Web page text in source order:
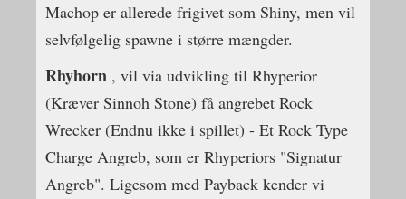
Machop er allerede frigivet som Shiny, men vil
selvfølgelig spawne i større mængder.
Rhyhorn , vil via udvikling til Rhyperior
(Kræver Sinnoh Stone) få angrebet Rock
Wrecker (Endnu ikke i spillet) - Et Rock Type
Charge Angreb, som er Rhyperiors "Signatur
Angreb". Ligesom med Payback kender vi